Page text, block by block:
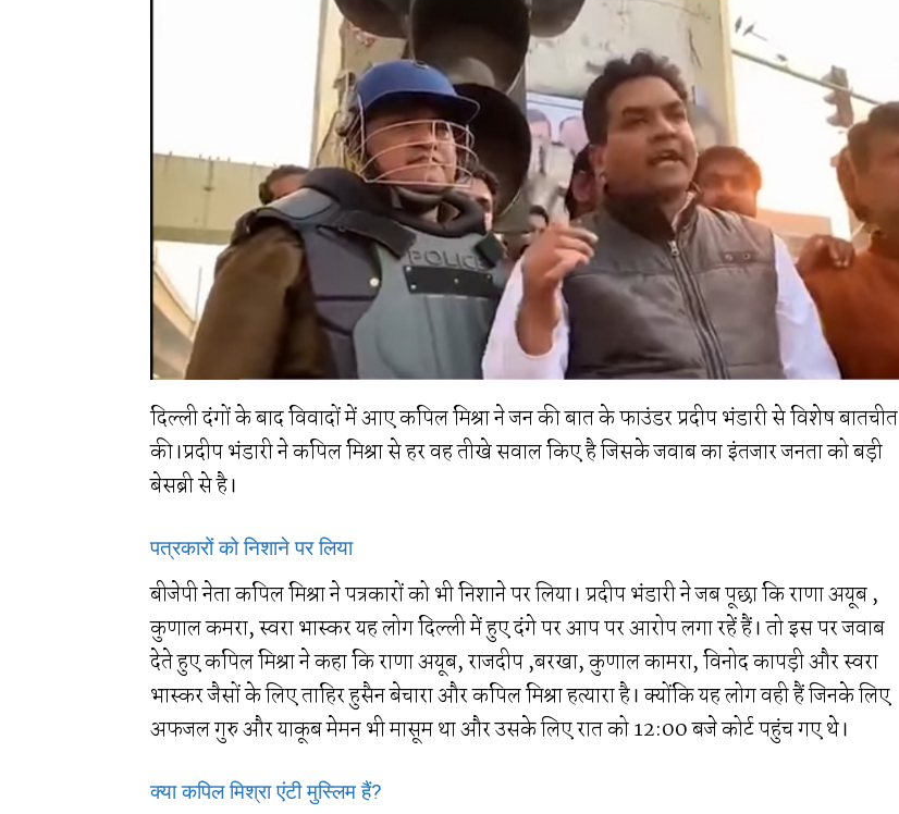
दिल्ली दंगों के बाद विवादों में आए कपिल मिश्रा ने जन की बात के फाउंडर प्रदीप भंडारी से विशेष बातचीत
की।प्रदीप भंडारी ने कपिल मिश्रा से हर वह तीखे सवाल किए है जिसके जवाब का इंतजार जनता को बड़ी
बेसब्री से है।
पत्रकारों को निशाने पर लिया
बीजेपी नेता कपिल मिश्रा ने पत्रकारों को भी निशाने पर लिया। प्रदीप भंडारी ने जब पूछा कि राणा अयूब ,
कुणाल कमरा, स्वरा भास्कर यह लोग दिल्ली में हुए दंगे पर आप पर आरोप लगा रहें हैं। तो इस पर जवाब
देते हुए कपिल मिश्रा ने कहा कि राणा अयूब, राजदीप ,बरखा, कुणाल कामरा, विनोद कापड़ी और स्वरा
भास्कर जैसों के लिए ताहिर हुसैन बेचारा और कपिल मिश्रा हत्यारा है। क्योंकि यह लोग वही हैं जिनके लिए
अफजल गुरु और याकूब मेमन भी मासूम था और उसके लिए रात को 12:00 बजे कोर्ट पहुंच गए थे।
क्या कपिल मिश्रा एंटी मुस्लिम हैं?